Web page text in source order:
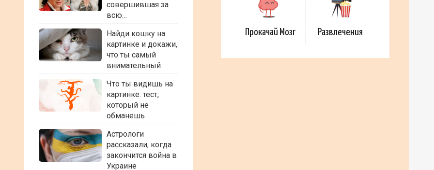
совершившая за
всю…
Найди кошку на
картинке и докажи,
что ты самый
внимательный
Что ты видишь на
картинке: тест,
который не
обманешь
Астрологи
рассказали, когда
закончится война в
Украине
Прокачай Мозг Развлечения